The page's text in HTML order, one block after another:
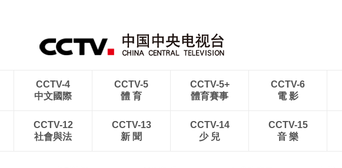
CCTV-4
中文國際
CCTV-5
體 育
CCTV-5+
體育賽事
CCTV-6
電 影
CCTV-12
社會與法
CCTV-13
新 聞
CCTV-14
少 兒
CCTV-15
音 樂